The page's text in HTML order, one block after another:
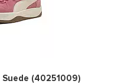
0
Suede (40251009)